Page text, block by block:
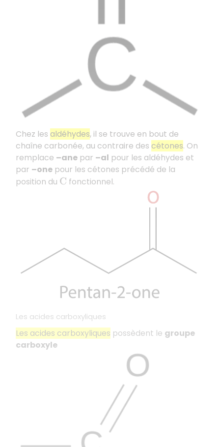
Chez les aldéhydes, il se trouve en bout de
chaîne carbonée, au contraire des cétones. On
remplace –ane par –al pour les aldéhydes et
par –one pour les cétones précédé de la
position du C fonctionnel.
Les acides carboxyliques
Les acides carboxyliques possèdent le groupe
carboxyle